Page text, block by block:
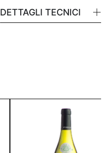
DETTAGLI TECNICI